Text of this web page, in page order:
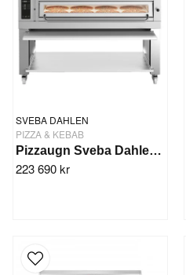
SVEBA DAHLEN
PIZZA & KEBAB
Pizzaugn Sveba Dahlen P-803D 3-däck
223 690 kr